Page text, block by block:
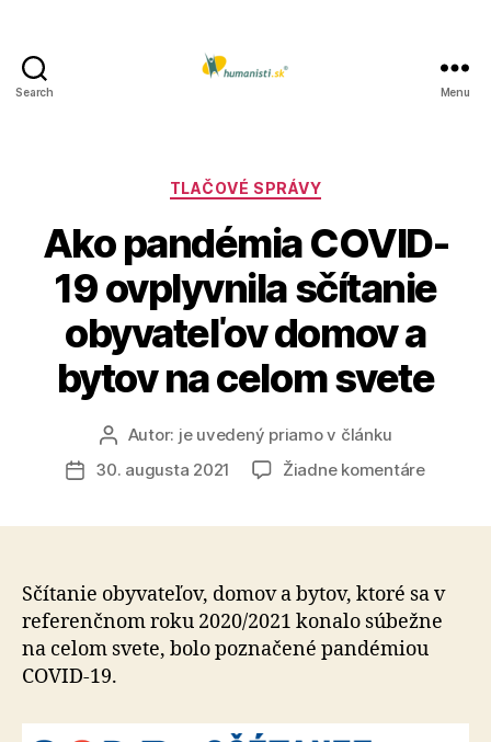
Search Menu
Kategórie
TLAČOVÉ SPRÁVY
Ako pandémia COVID-
19 ovplyvnila sčítanie
obyvateľov domov a
bytov na celom svete
Autor
článku
Autor: je uvedený priamo v článku
Dátum30. augusta 2021 Žiadne komentárena
sčítanie
domov
Sčítanie obyvateľov, domov a bytov, ktoré sa v
referenčnom roku 2020/2021 konalo súbežne
na celom svete, bolo poznačené pandémiou
COVID-19.